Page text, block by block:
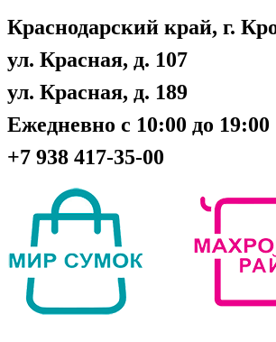
Краснодарский край, г.
ул. Красная, д. 107
ул. Красная, д. 189
Ежедневно с 10:00 до 19:00
+7 938 417-35-00